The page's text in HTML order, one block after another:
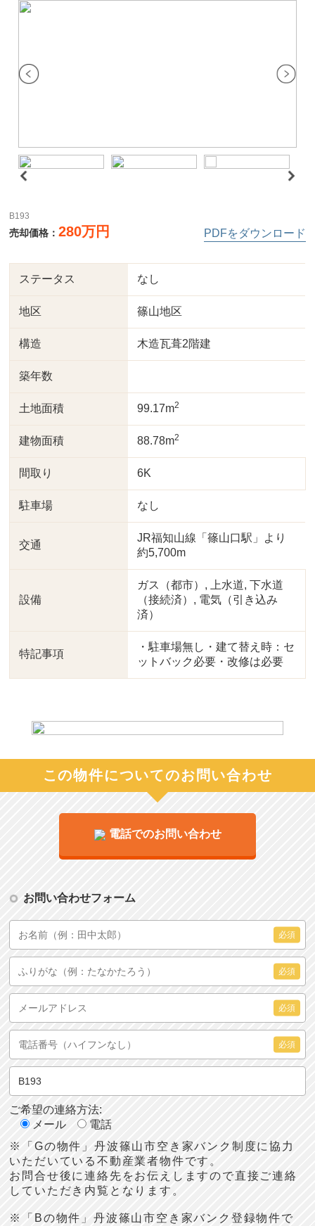
B193
売却価格：280万円 PDFをダウンロード
ステータス なし
地区 篠山地区
構造 木造瓦葺2階建
築年数
土地面積 99.17m2
建物面積 88.78m2
間取り 6K
駐車場 なし
交通
JR福知山線「篠山口駅」より
約5,700m
設備
ガス（都市）, 上水道, 下水道
（接続済）, 電気（引き込み
済）
特記事項
・駐車場無し・建て替え時：セ
ットバック必要・改修は必要
この物件についてのお問い合わせ
電話でのお問い合わせ
お問い合わせフォーム
必須
必須
必須
必須
ご希望の連絡方法:
メール
電話
※「Gの物件」丹波篠山市空き家バンク制度に協力
いただいている不動産業者物件です。
お問合せ後に連絡先をお伝えしますので直接ご連絡
していただき内覧となります。
※「Bの物件」丹波篠山市空き家バンク登録物件で